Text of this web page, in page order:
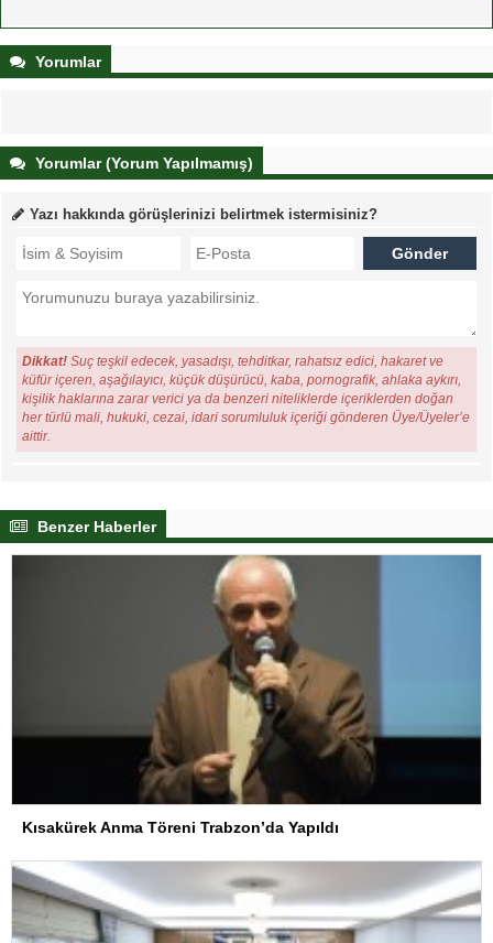
Yorumlar
Yorumlar (Yorum Yapılmamış)
Yazı hakkında görüşlerinizi belirtmek istermisiniz?
Dikkat! Suç teşkil edecek, yasadışı, tehditkar, rahatsız edici, hakaret ve
küfür içeren, aşağılayıcı, küçük düşürücü, kaba, pornografik, ahlaka aykırı,
kişilik haklarına zarar verici ya da benzeri niteliklerde içeriklerden doğan
her türlü mali, hukuki, cezai, idari sorumluluk içeriği gönderen Üye/Üyeler’e
aittir.
Benzer Haberler
Kısakürek Anma Töreni Trabzon’da Yapıldı